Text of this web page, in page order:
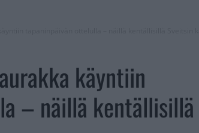
käyntiin
– näillä kentällisillä